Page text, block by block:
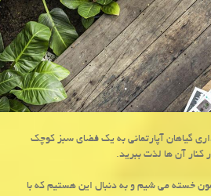
گیاهان آپارتمانی به یك فضای سبز كوچك
آن ها لذت ببرید.
خسته می شیم و به دنبال این هستیم که با